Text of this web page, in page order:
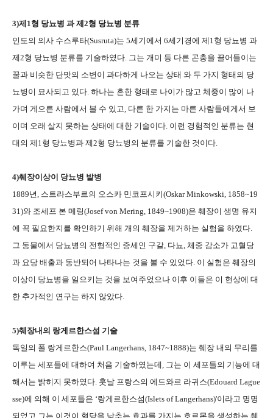
3)제 1형 당뇨병 과 제 2형 당뇨병 분류
인도의 의사 수스루타(Susruta)는 5세기에서 6세기경에 제 1형 당뇨병 과
제2형 당뇨병 분류를 기술하였다. 그는 개미 등 다른 곤충을 끌어들이는
꿀과 비슷한 단맛의 소변이 과다하게 나오는 상태 와 두 가지 형태의 당
뇨병이 묘사되고 있다. 하나는 흔한 형태로 나이가 많고 체중이 많이 나
가며 게으른 사람에서 볼 수 있고, 다른 한 가지는 마른 사람들에게서 보
이며 오래 살지 못하는 상태에 대한 기술이다. 이런 경험적인 분류는 현
대의 제 1형 당뇨병과 제2형 당뇨병의 분류를 기술한 것이다.
4)췌장이상이 당뇨병 발병
1889년, 스트라스부르의 오스카 민코프시키(Oskar Minkowski, 1858~19
31)와 조세프 본 메링(Josef von Mering, 1849~1908)은 췌장이 생명 유지
에 꼭 필요한지를 확인하기 위해 개의 췌장을 제거하는 실험을 하였다.
그 동물에서 당뇨병의 전형적인 증세인 구갈, 다뇨, 체중 감소가 고혈당
과 요당 배출과 동반되어 나타나는 것을 볼 수 있었다. 이 실험은 췌장의
이상이 당뇨병을 일으키는 것을 보여주었으나 이후 이들은 이 현상에 대
한 추가적인 연구는 하지 않았다.
5)췌장내의 랑게르한스섬 기술
독일 의 폴 랑게르한스(Paul Langerhans, 1847~1888)는 췌장 내의 무리를
이루는 세포들에 대하여 처음 기술하였는데, 그는 이 세포들의 기능에 대
해서는 밝히지 못하였다. 훗날 프랑스의 에드와르 라귀스(Edouard Lague
sse)에 의해 이 세포들은 ‘랑게르한스섬(Islets of Langerhans)'이라고 명명
되었고 그는 이것이 혈당을 낮추는 효과를 가지는 호르몬을 생성하는 췌